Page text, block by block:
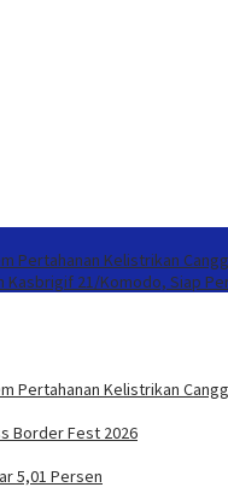
Pertahanan Kelistrikan
21/Komodo, Siap
Pertahanan Kelistrikan
Border Fest 2026
5,01 Persen